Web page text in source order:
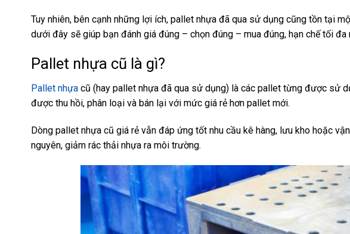
Tuy nhiên, bên cạnh những lợi ích, pallet nhựa đã qua sử dụng cũng tồn tại
dưới đây sẽ giúp bạn đánh giá đúng – chọn đúng – mua đúng, hạn chế tối
Pallet nhựa cũ là gì?
Pallet nhựa cũ (hay pallet nhựa đã qua sử dụng) là các pallet từng được sử
được thu hồi, phân loại và bán lại với mức giá rẻ hơn pallet mới.
Dòng pallet nhựa cũ giá rẻ vẫn đáp ứng tốt nhu cầu kê hàng, lưu kho hoặc
nguyên, giảm rác thải nhựa ra môi trường.